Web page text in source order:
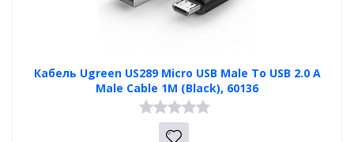
Кабель Ugreen US289 Micro USB Male To USB 2.0 A
Male Cable 1M (Black), 60136